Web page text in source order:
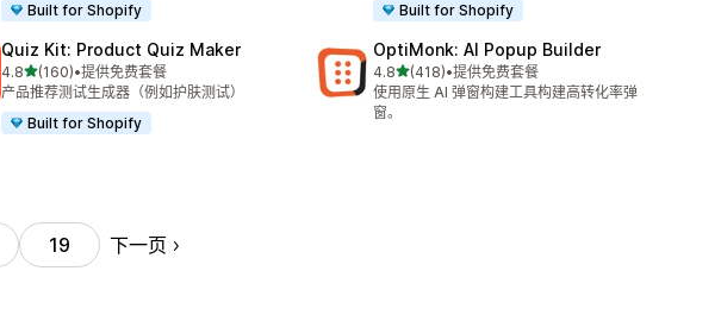
Built for Shopify
Built for Shopify
Quiz Kit: Product Quiz Maker
4.8星（满分 5 星）
(160)
总共 160 条评论
•提供免费套餐
产品推荐测试生成器（例如护肤测试）
Built for Shopify
OptiMonk: AI Popup Builder
4.8星（满分 5 星）
(418)
总共 418 条评论
•提供免费套餐
使用原生 AI 弹窗构建工具构建高转化率弹
窗。
19 下一页